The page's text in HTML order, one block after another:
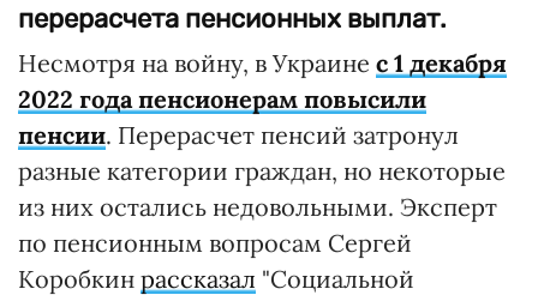
перерасчета пенсионных выплат.
Несмотря на войну, в Украине с 1 декабря
2022 года пенсионерам повысили
пенсии. Перерасчет пенсий затронул
разные категории граждан, но некоторые
из них остались недовольными. Эксперт
по пенсионным вопросам Сергей
Коробкин рассказал "Социальной